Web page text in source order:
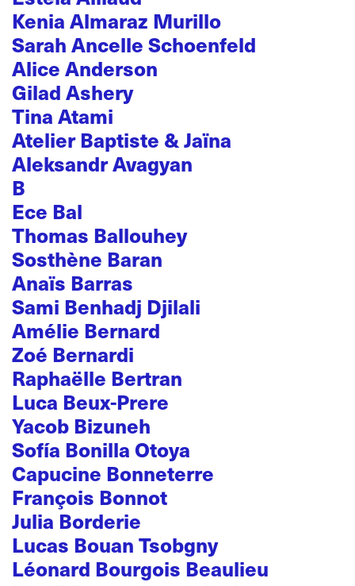
Kenia Almaraz Murillo
Sarah Ancelle Schoenfeld
Alice Anderson
Gilad Ashery
Tina Atami
Atelier Baptiste & Jaïna
Aleksandr Avagyan
B
Ece Bal
Thomas Ballouhey
Sosthène Baran
Anaïs Barras
Sami Benhadj Djilali
Amélie Bernard
Zoé Bernardi
Raphaëlle Bertran
Luca Beux-Prere
Yacob Bizuneh
Sofía Bonilla Otoya
Capucine Bonneterre
François Bonnot
Julia Borderie
Lucas Bouan Tsobgny
Léonard Bourgois Beaulieu